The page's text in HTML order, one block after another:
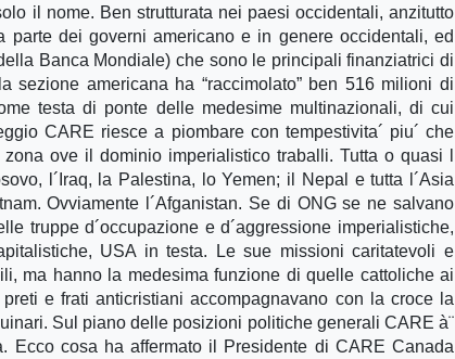
il nome. Ben strutturata nei paesi occidentali, anzitutto
dei governi americano e in genere occidentali, ed
Banca Mondiale) che sono le principali finanziatrici di
americana ha “raccimolato” ben 516 milioni di
testa di ponte delle medesime multinazionali, di cui
CARE riesce a piombare con tempestivita´ piu´ che
ove il dominio imperialistico traballi. Tutta o quasi l
l´Iraq, la Palestina, lo Yemen; il Nepal e tutta l´Asia
Ovviamente l´Afganistan. Se di ONG se ne salvano
truppe d´occupazione e d´aggressione imperialistiche,
USA in testa. Le sue missioni caritatevoli e
ma hanno la medesima funzione di quelle cattoliche ai
e frati anticristiani accompagnavano con la croce la
Sul piano delle posizioni politiche generali CARE à¨
cosa ha affermato il Presidente di CARE Canada